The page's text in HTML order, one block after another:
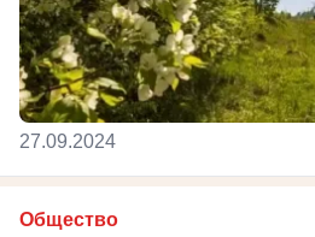
27.09.2024
Общество